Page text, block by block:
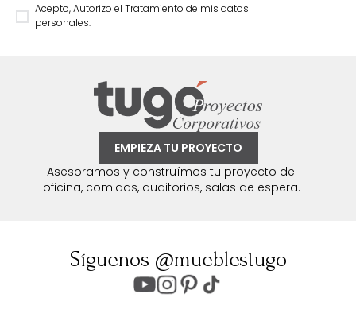
Acepto, Autorizo el Tratamiento de mis datos
personales.
EMPIEZA TU PROYECTO
Asesoramos y construímos tu proyecto de:
oficina, comidas, auditorios, salas de espera.
Síguenos @mueblestugo